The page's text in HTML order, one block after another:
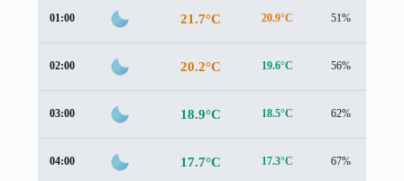
01:00 21.7°C 20.9°C 51%
02:00 20.2°C 19.6°C 56%
03:00 18.9°C 18.5°C 62%
04:00 17.7°C 17.3°C 67%